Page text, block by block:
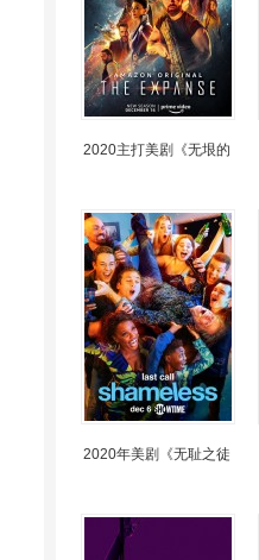
2020主打美剧《无垠的
2020年美剧《无耻之徒